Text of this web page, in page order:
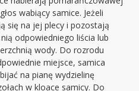
wabiący samice. Jeżeli
się na jej plecy i pozostają
odpowiedniego liścia lub
wody. Do rozrodu
miejsce, samica
na pianę wydzielinę
w kloace samicy. Do